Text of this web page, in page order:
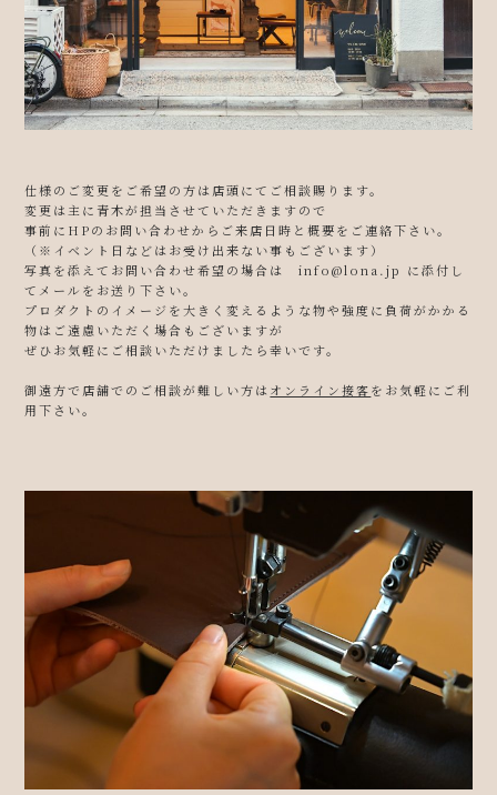
仕様のご変更をご希望の方は店頭にてご相談賜ります。
変更は主に青木が担当させていただきますので
事前にHPの お問い合わせからご来店日時と概要をご連絡下さい。
（※イベント日などはお受け出来ない事もございます）
写真を添えてお問い合わせ希望の場合はinfo@lona.jp に添付し
てメールをお送り下さい。
プロダクトのイメージを大きく変えるような物や強度に負荷がかかる
物はご遠慮いただく場合もございますが
ぜひお気軽にご相談いただけましたら幸いです。
御遠方で店舗でのご相談が難しい方は オンライン接客をお気軽にご利
用下さい。